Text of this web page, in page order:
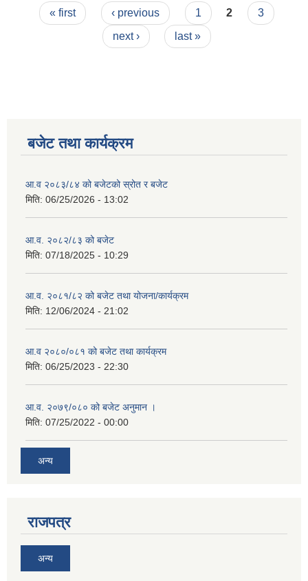
Pages
« first ‹ previous 1 2
3
next ›
last »
बजेट तथा कार्यक्रम
आ.व २०८३/८४ को बजेटको स्रोत र बजेट
मिति: 06/25/2026 - 13:02
आ.व. २०८२/८३ को बजेट
मिति: 07/18/2025 - 10:29
आ.व. २०८१/८२ को बजेट तथा योजना/कार्यक्रम
मिति: 12/06/2024 - 21:02
आ.व २०८०/०८१ को बजेट तथा कार्यक्रम
मिति: 06/25/2023 - 22:30
आ.व. २०७९/०८० को बजेट अनुमान ।
मिति: 07/25/2022 - 00:00
अन्य
राजपत्र
अन्य